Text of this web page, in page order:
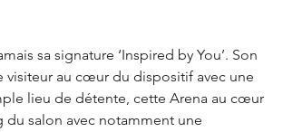
sa signature ‘Inspired by You’. Son
visiteur au cœur du dispositif avec une
lieu de détente, cette Arena au cœur
du salon avec notamment une